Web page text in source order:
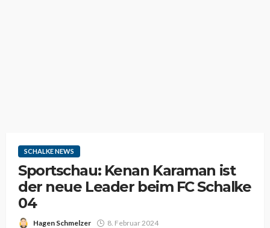
SCHALKE NEWS
Sportschau: Kenan Karaman ist
der neue Leader beim FC Schalke
04
Hagen Schmelzer 8. Februar 2024